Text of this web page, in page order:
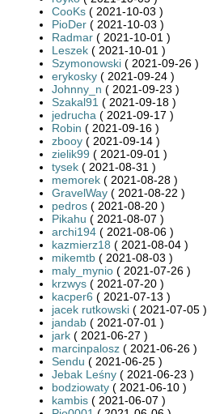
CooKs ( 2021-10-03 )
PioDer ( 2021-10-03 )
Radmar ( 2021-10-01 )
Leszek ( 2021-10-01 )
Szymonowski ( 2021-09-26 )
erykosky ( 2021-09-24 )
Johnny_n ( 2021-09-23 )
Szakal91 ( 2021-09-18 )
jedrucha ( 2021-09-17 )
Robin ( 2021-09-16 )
zbooy ( 2021-09-14 )
zielik99 ( 2021-09-01 )
tysek ( 2021-08-31 )
memorek ( 2021-08-28 )
GravelWay ( 2021-08-22 )
pedros ( 2021-08-20 )
Pikahu ( 2021-08-07 )
archi194 ( 2021-08-06 )
kazmierz18 ( 2021-08-04 )
mikemtb ( 2021-08-03 )
maly_mynio ( 2021-07-26 )
krzwys ( 2021-07-20 )
kacper6 ( 2021-07-13 )
jacek rutkowski ( 2021-07-05 )
jandab ( 2021-07-01 )
jark ( 2021-06-27 )
marcinpalosz ( 2021-06-26 )
Sendu ( 2021-06-25 )
Jebak Leśny ( 2021-06-23 )
bodziowaty ( 2021-06-10 )
kambis ( 2021-06-07 )